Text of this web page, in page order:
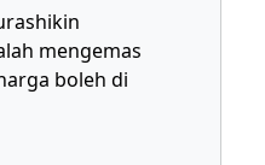
mengemas
boleh di